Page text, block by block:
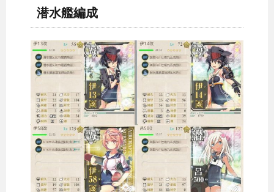
潜水艦編成